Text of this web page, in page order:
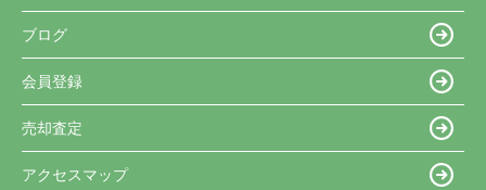
ブログ
会員登録
売却査定
アクセスマップ